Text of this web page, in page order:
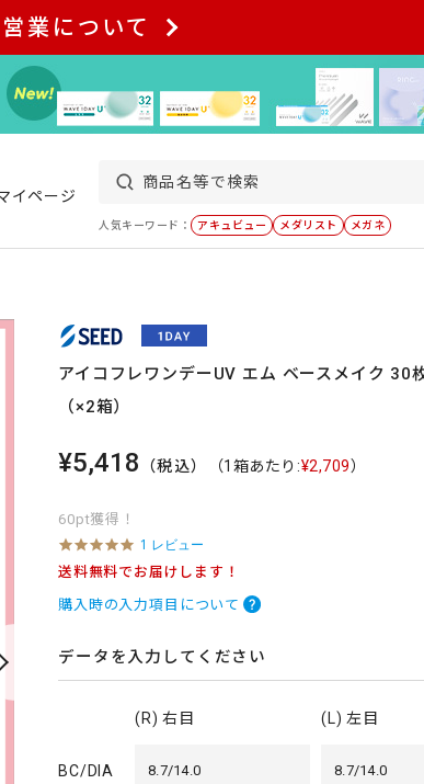
業について
イページ
人気キーワード： アキュビュー メダリスト メガネ
アイコフレワンデーUV エム ベースメイク 30
（×2箱）
¥5,418 （税込） （1箱あたり:¥2,709）
60pt獲得！
5
.
0
s
r
r
t
i
1 レビュー
送料無料でお届けします！
購入時の入力項目について
データを入力してください
(R) 右目 (L) 左目
BC/DIA 8.7/14.0 8.7/14.0